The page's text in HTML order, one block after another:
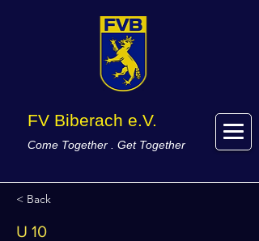
FV Biberach e.V.
Come Together . Get Together
< Back
U 10